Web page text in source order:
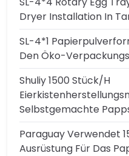
Dryer Installation In
SL-4*1
Den Öko-
Shuliy 1500 Stück/h
Selbstgemachte
Paraguay Verwendet
Ausrüstung Für Das